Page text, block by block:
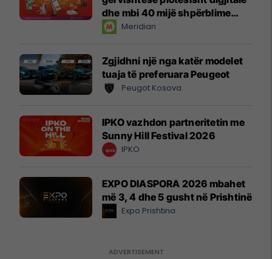
dhe mbi 40 mijë shpërblime
instant!Meridian
Zgjidhni një nga katër modelet
tuaja të preferuara Peugeot
Peugot Kosova
IPKO vazhdon partneritetin me
Sunny Hill Festival 2026
IPKO
EXPO DIASPORA 2026 mbahet
më 3, 4 dhe 5 gusht në Prishtinë
Expo Prishtina